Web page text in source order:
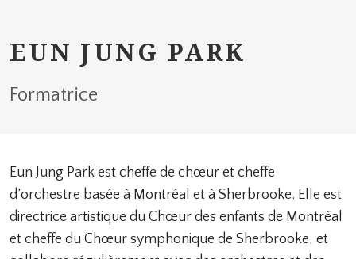
EUN JUNG PARK
Formatrice
Eun Jung Park est cheffe de chœur et cheffe
d’orchestre basée à Montréal et à Sherbrooke. Elle est
directrice artistique du Chœur des enfants de Montréal
et cheffe du Chœur symphonique de Sherbrooke, et